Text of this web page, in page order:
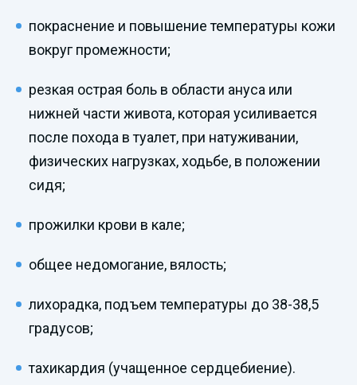
покраснение и повышение температуры кожи
вокруг промежности;
резкая острая боль в области ануса или
нижней части живота, которая усиливается
после похода в туалет, при натуживании,
физических нагрузках, ходьбе, в положении
сидя;
прожилки крови в кале;
общее недомогание, вялость;
лихорадка, подъем температуры до 38-38,5
градусов;
тахикардия (учащенное сердцебиение).